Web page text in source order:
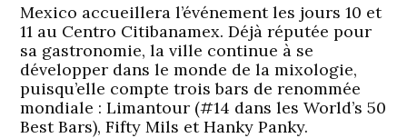
Mexico accueillera l’événement les jours 10 et
11 au Centro Citibanamex. Déjà réputée pour
sa gastronomie, la ville continue à se
développer dans le monde de la mixologie,
puisqu’elle compte trois bars de renommée
mondiale : Limantour (#14 dans les World’s 50
Best Bars), Fifty Mils et Hanky Panky.